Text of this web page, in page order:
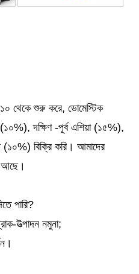
থেকে শুরু করে, ডোমেস্টিক
দক্ষিণ -পূর্ব এশিয়া (১৫%),
(১০%) বিক্রি করি। আমাদের
আছে।
পারি?
উত্পাদন নমুনা;